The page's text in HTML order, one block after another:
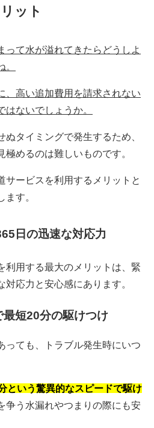
ット
って水が溢れてきたらどうしよ
。
、高い追加費用を請求されない
ないでしょうか。
タイミングで発生するため、
めるのは難しいものです。
サービスを利用するメリットと
ます。
日の迅速な対応力
利用する最大のメリットは、緊
応力と安心感にあります。
短20分の駆けつけ
っても、トラブル発生時にいつ
という驚異的なスピードで駆け
争う水漏れやつまりの際にも安